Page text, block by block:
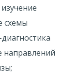
схемы
направлений